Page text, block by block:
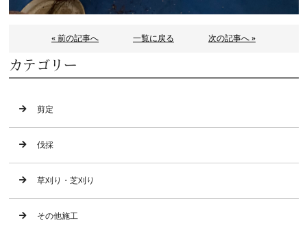
« 前の記事へ 一覧に戻る 次の記事へ »
カテゴリー
剪定
伐採
草刈り・芝刈り
その他施工